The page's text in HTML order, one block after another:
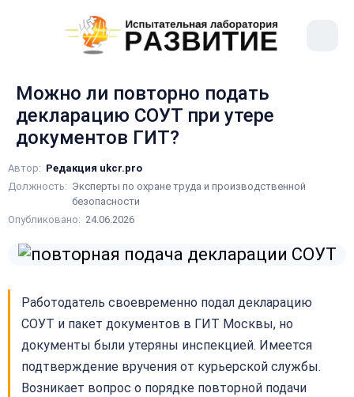
Можно ли повторно подать
декларацию СОУТ при утере
документов ГИТ?
Автор: Редакция ukcr.pro
Должность: Эксперты по охране труда и производственной
безопасности
Опубликовано: 24.06.2026
Работодатель своевременно подал декларацию
СОУТ и пакет документов в ГИТ Москвы, но
документы были утеряны инспекцией. Имеется
подтверждение вручения от курьерской службы.
Возникает вопрос о порядке повторной подачи